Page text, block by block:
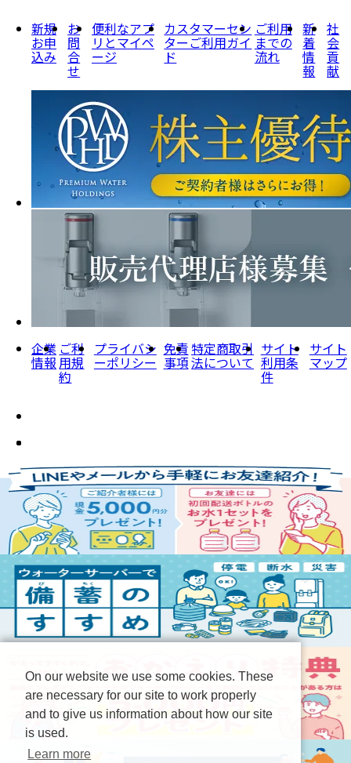
新規
お申
込み
お
問
合
せ
便利なアプ
リとマイペ
ージ
カスタマーセン
ターご利用ガイ
ド
ご利用
までの
流れ
新
着
情
報
社
会
貢
献
企業
情報
ご利
用規
約
プライバシ
ーポリシー
免責
事項
特定商取引
法について
サイト
利用条
件
サイト
マップ
On our website we use some cookies. These
are necessary for our site to work properly
and to give us information about how our site
is used.
Learn more